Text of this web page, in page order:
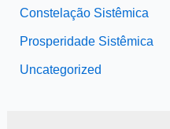
Constelação Sistêmica
Prosperidade Sistêmica
Uncategorized